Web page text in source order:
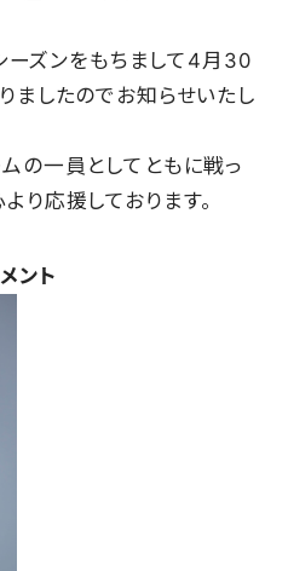
ズンをもちまして4月30
ましたのでお知らせいたし
の一員としてともに戦っ
り応援しております。
ント